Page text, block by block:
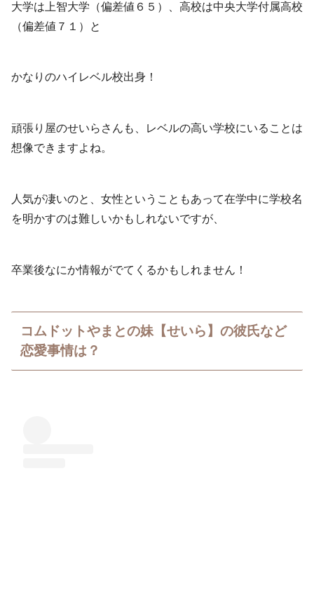
大学は上智大学（偏差値６５）、高校は中央大学付属高校
（偏差値７１）と
かなりのハイレベル校出身！
頑張り屋のせいらさんも、レベルの高い学校にいることは
想像できますよね。
人気が凄いのと、女性ということもあって在学中に学校名
を明かすのは難しいかもしれないですが、
卒業後なにか情報がでてくるかもしれません！
コムドットやまとの妹【せいら】の彼氏など
恋愛事情は？